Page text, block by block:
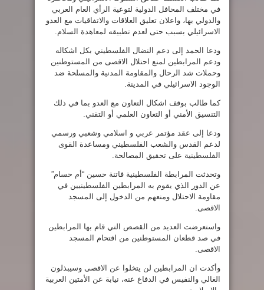
في مختلف المحافل الدولية لتوعية الرأي العام العربي
والدولي بها، واعلان تعليق العلاقات والاتفاقيات مع العدو
الاسرائيلي بسبب حتى لعدم تطبيقه لمعاهدة السلام.
ودعا الحمد إلى دعم النضال الفلسطيني بكل اشكاله
ودعم المرابطين لمنع احتلال الاقصى من المستوطنين
وحملات شد الرحال والمقاومة المدنية والمسلحة ضد
الوجود الاسرائيلي في المدينة.
كما طالب بوقف اشكال التعاون مع العدو بما في ذلك
التنسيق الأمني أو التعاون العلمي أو التقني.
ودعا إلى عقد مؤتمر عربي و اسلامي وشعبي ورسمي
لدعم القدس والشعب الفلسطيني ومساعدة القوى
الفلسطينية على تحقيق المصالحة.
وتحدثت المرابطة الفلسطينية فاتنة حسين “أم حسام”
عن الدور الذي يقوم به المرابطين الفلسطينيين في
مقاومة الاحتلال ومنعهم من الدخول إلى المسجد
الاقصى.
واستعرضت العديد من القصص التي قام بها المرابطين
في صد قطعان المستوطنين من اقتحام المسجد
الاقصى.
وأكدت ان المرابطين لن يتخلوا عن الاقصى وسيبذلون
الغالي والنفيس في الدفاع عنه، نيابة عن الأمتين العربية